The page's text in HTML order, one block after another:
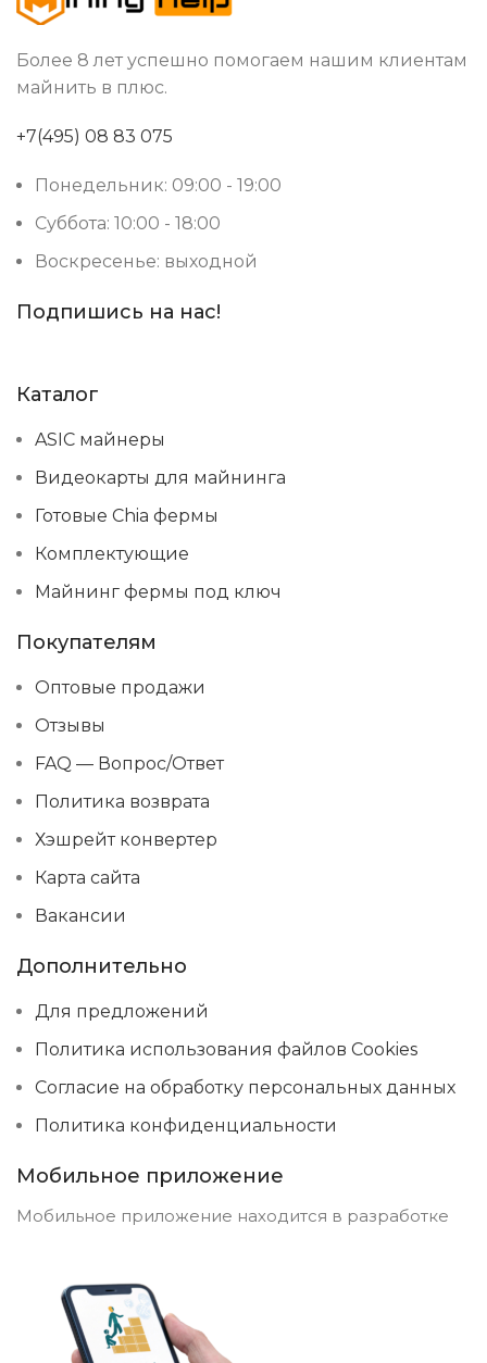
Более 8 лет успешно помогаем нашим клиентам
майнить в плюс.
+7(495) 08 83 075
Понедельник: 09:00 - 19:00
Суббота: 10:00 - 18:00
Воскресенье: выходной
Подпишись на нас!
Каталог
ASIC майнеры
Видеокарты для майнинга
Готовые Chia фермы
Комплектующие
Майнинг фермы под ключ
Покупателям
Оптовые продажи
Отзывы
FAQ — Вопрос/Ответ
Политика возврата
Хэшрейт конвертер
Карта сайта
Вакансии
Дополнительно
Для предложений
Политика использования файлов Cookies
Согласие на обработку персональных данных
Политика конфиденциальности
Мобильное приложение
Мобильное приложение находится в разработке